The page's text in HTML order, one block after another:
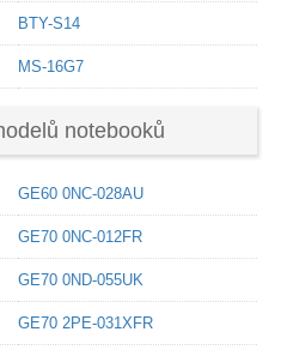
BTY-S14
MS-16G7
notebooků
GE60 0NC-028AU
GE70 0NC-012FR
GE70 0ND-055UK
GE70 2PE-031XFR